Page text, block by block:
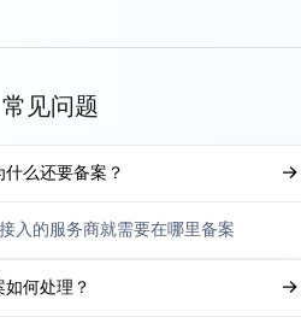
常见问题
么还要备案？
入的服务商就需要在哪里备案
何处理？